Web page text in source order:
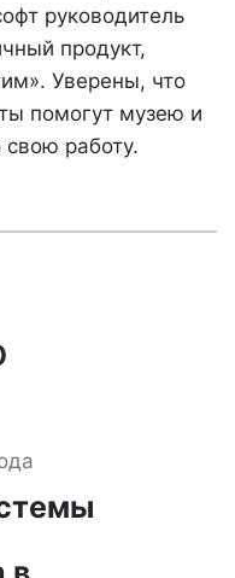
руководитель
продукт,
Уверены, что
помогут музею и
работу.